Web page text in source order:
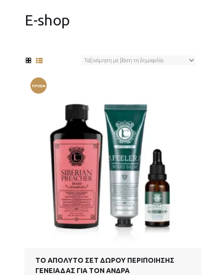
Ε-shop
ΠΡΟΣΦ
ΤΟ ΑΠΌΛΥΤΟ ΣΕΤ ΔΏΡΟΥ ΠΕΡΙΠΟΊΗΣΗΣ
ΓΕΝΕΙΆΔΑΣ ΓΙΑ ΤΟΝ ΆΝΔΡΑ